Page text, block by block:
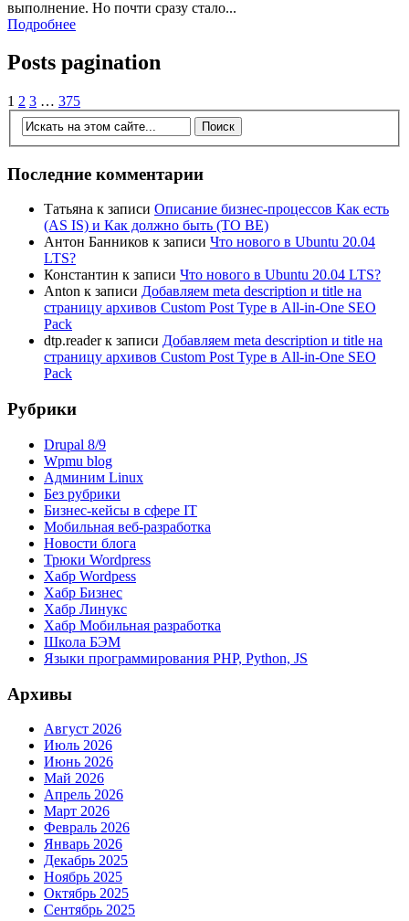
выполнение. Но почти сразу стало...
Подробнее
Posts pagination
1 2 3 … 375
Последние комментарии
Татьяна к записи Описание бизнес-процессов Как есть
(AS IS) и Как должно быть (TO BE)
Антон Банников к записи Что нового в Ubuntu 20.04
LTS?
Константин к записи Что нового в Ubuntu 20.04 LTS?
Anton к записи Добавляем meta description и title на
страницу архивов Custom Post Type в All-in-One SEO
Pack
dtp.readerк записи Добавляем meta description и title на
страницу архивов Custom Post Type в All-in-One SEO
Pack
Рубрики
Drupal 8/9
Wpmu blog
Админим Linux
Без рубрики
Бизнес-кейсы в сфере IT
Мобильная веб-разработка
Новости блога
Трюки Wordpress
Хабр Wordpess
Хабр Бизнес
Хабр Линукс
Хабр Мобильная разработка
Школа БЭМ
Языки программирования PHP, Python, JS
Архивы
Август 2026
Июль 2026
Июнь 2026
Май 2026
Апрель 2026
Март 2026
Февраль 2026
Январь 2026
Декабрь 2025
Ноябрь 2025
Октябрь 2025
Сентябрь 2025